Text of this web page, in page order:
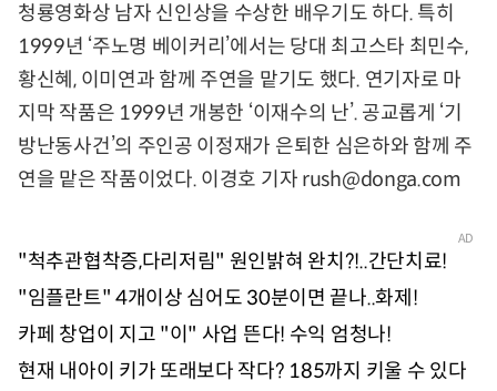
청룡영화상 남자 신인상을 수상한 배우기도 하다. 특히
1999년 ‘주노명 베이커리’에서는 당대 최고스타 최민수,
황신혜, 이미연과 함께 주연을 맡기도 했다. 연기자로 마
지막 작품은 1999년 개봉한 ‘이재수의 난’. 공교롭게 ‘기
방난동사건’의 주인공 이정재가 은퇴한 심은하와 함께 주
연을 맡은 작품이었다. 이경호 기자 rush@donga.com